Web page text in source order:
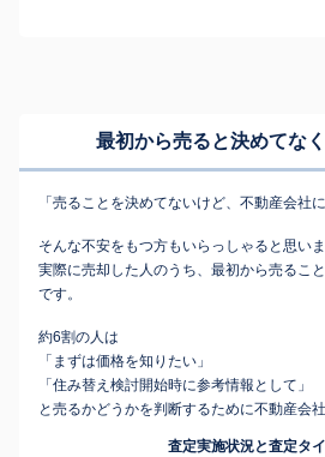
最初から売ると決めてな
「売ることを決めてないけど、不動産会社
そんな不安をもつ方もいらっしゃると思い
実際に売却した人のうち、最初から売るこ
です。
約6割の人は
「まずは価格を知りたい」
「住み替え検討開始時に参考情報として」
と売るかどうかを判断するために不動産会
査定実施状況と査定タ